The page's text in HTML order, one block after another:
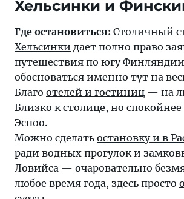
Где остановиться: Столичный
Хельсинки дает полно право
путешествия по югу
обосноваться именно тут на
Благо отелей и гостиниц — на
Близко к столице, но
Эспоо.
Можно сделать остановку и в
ради водных прогулок и
Ловийса — очаровательно
любое время года, здесь просто